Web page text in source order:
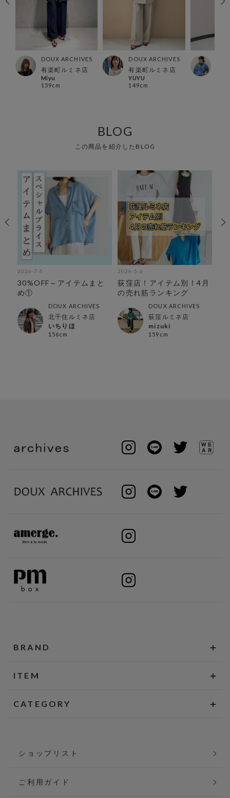
DOUX ARCHIVES
有楽町ルミネ店
Miyu
159cm
DOUX ARCHIVES
有楽町ルミネ店
YUYU
149cm
BLOG
この商品を紹介したBLOG
2026-7-5
30%OFF～アイテムまと
め①
DOUX ARCHIVES
北千住ルミネ店
いちりほ
156cm
2026-5-6
荻窪店！アイテム別！4月
の売れ筋ランキング
DOUX ARCHIVES
荻窪ルミネ店
mizuki
159cm
BRAND
ITEM
CATEGORY
ショップリスト
ご利用ガイド